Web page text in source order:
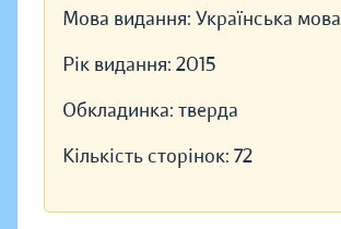
Мова видання: Українська мова
Рік видання: 2015
Обкладинка: тверда
Кількість сторінок: 72